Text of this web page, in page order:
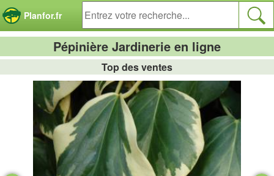
Planfor.fr
Pépinière Jardinerie en ligne
Top des ventes
Panneau de gestion des cookies